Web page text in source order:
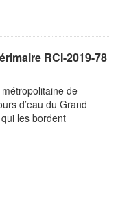
RCI-2019-78
de
d’eau du Grand
les bordent